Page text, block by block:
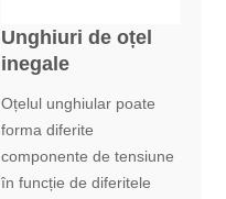
Unghiuri de oțel
inegale
Oțelul unghiular poate
forma diferite
componente de tensiune
în funcție de diferitele